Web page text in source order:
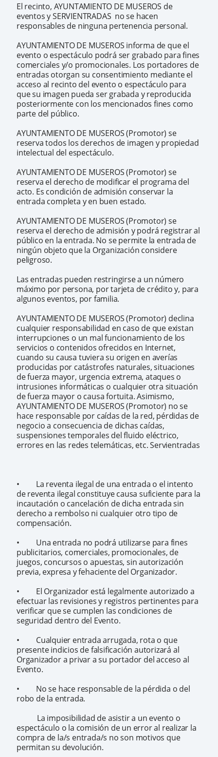
El recinto, AYUNTAMIENTO DE MUSEROS de
eventos y SERVIENTRADAS no se hacen
responsables de ninguna pertenencia personal.
AYUNTAMIENTO DE MUSEROS informa de que el
evento o espectáculo podrá ser grabado para fines
comerciales y/o promocionales. Los portadores de
entradas otorgan su consentimiento mediante el
acceso al recinto del evento o espectáculo para
que su imagen pueda ser grabada y reproducida
posteriormente con los mencionados fines como
parte del público.
AYUNTAMIENTO DE MUSEROS (Promotor) se
reserva todos los derechos de imagen y propiedad
intelectual del espectáculo.
AYUNTAMIENTO DE MUSEROS (Promotor) se
reserva el derecho de modificar el programa del
acto. Es condición de admisión conservar la
entrada completa y en buen estado.
AYUNTAMIENTO DE MUSEROS (Promotor) se
reserva el derecho de admisión y podrá registrar al
público en la entrada. No se permite la entrada de
ningún objeto que la Organización considere
peligroso.
Las entradas pueden restringirse a un número
máximo por persona, por tarjeta de crédito y, para
algunos eventos, por familia.
AYUNTAMIENTO DE MUSEROS (Promotor) declina
cualquier responsabilidad en caso de que existan
interrupciones o un mal funcionamiento de los
servicios o contenidos ofrecidos en Internet,
cuando su causa tuviera su origen en averías
producidas por catástrofes naturales, situaciones
de fuerza mayor, urgencia extrema, ataques o
intrusiones informáticas o cualquier otra situación
de fuerza mayor o causa fortuita. Asimismo,
AYUNTAMIENTO DE MUSEROS (Promotor) no se
hace responsable por caídas de la red, pérdidas de
negocio a consecuencia de dichas caídas,
suspensiones temporales del fluido eléctrico,
errores en las redes telemáticas, etc. Servientradas
• La reventa ilegal de una entrada o el intento
de reventa ilegal constituye causa suficiente para la
incautación o cancelación de dicha entrada sin
derecho a rembolso ni cualquier otro tipo de
compensación.
• Una entrada no podrá utilizarse para fines
publicitarios, comerciales, promocionales, de
juegos, concursos o apuestas, sin autorización
previa, expresa y fehaciente del Organizador.
• El Organizador está legalmente autorizado a
efectuar las revisiones y registros pertinentes para
verificar que se cumplen las condiciones de
seguridad dentro del Evento.
• Cualquier entrada arrugada, rota o que
presente indicios de falsificación autorizará al
Organizador a privar a su portador del acceso al
Evento.
• No se hace responsable de la pérdida o del
robo de la entrada.
La imposibilidad de asistir a un evento o
espectáculo o la comisión de un error al realizar la
compra de la/s entrada/s no son motivos que
permitan su devolución.